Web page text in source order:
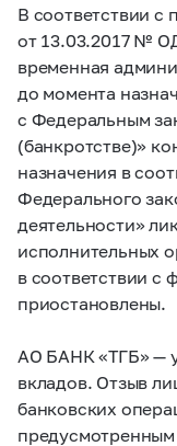
В соответствии с
от 13.03.2017 №
временная
до момента
с Федеральным
(банкротстве)»
назначения в
Федерального
деятельности»
исполнительных
в соответствии с
приостановлены.
АО БАНК «ТГБ» —
вкладов. Отзыв
банковских